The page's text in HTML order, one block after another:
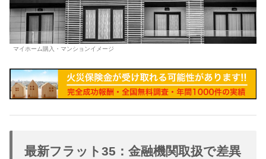
マイホーム購入・マンションイメージ
最新フラット35：金融機関取扱で差異